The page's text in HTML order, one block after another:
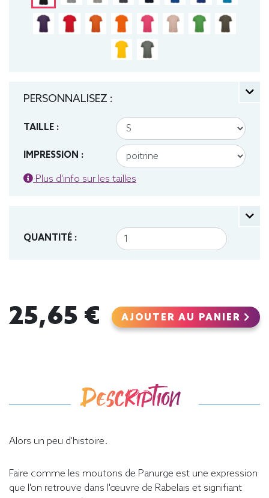
PERSONNALISEZ :
TAILLE :
IMPRESSION :
Plus d'info sur les tailles
QUANTITÉ :
25,65 € AJOUTER AU PANIER
Description
Alors un peu d'histoire.
Faire comme les moutons de Panurge est une expression
que l'on retrouve dans l'œuvre de Rabelais et signifiant